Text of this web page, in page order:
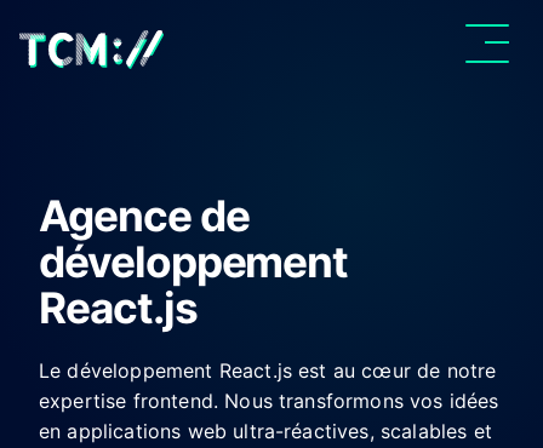
Agence de
développement
React.js
Le développement React.js est au cœur de notre
expertise frontend. Nous transformons vos idées
en applications web ultra-réactives, scalables et